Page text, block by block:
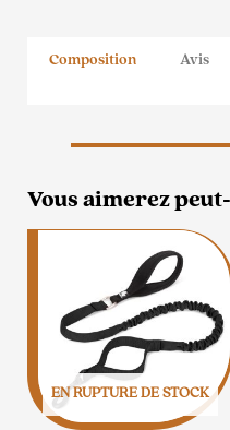
Composition Avis
Vous aimerez
EN RUPTURE DE STOCK